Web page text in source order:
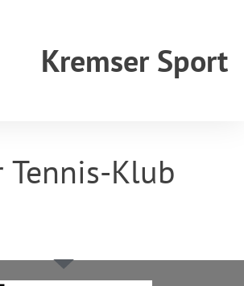
Kremser Sport
Tennis-Klub